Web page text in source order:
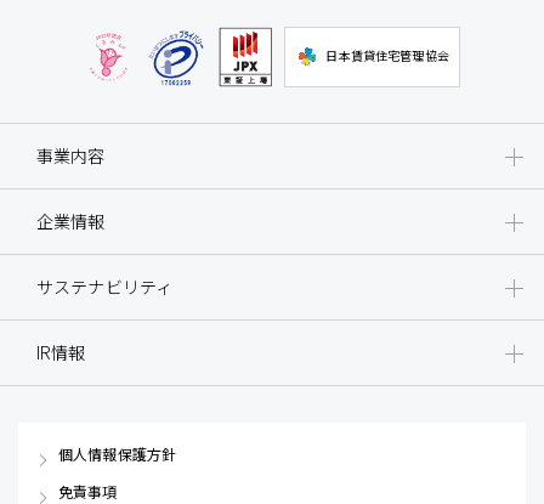
日本賃貸住宅管理協会
事業内容
企業情報
サステナビリティ
IR情報
個人情報保護方針
免責事項